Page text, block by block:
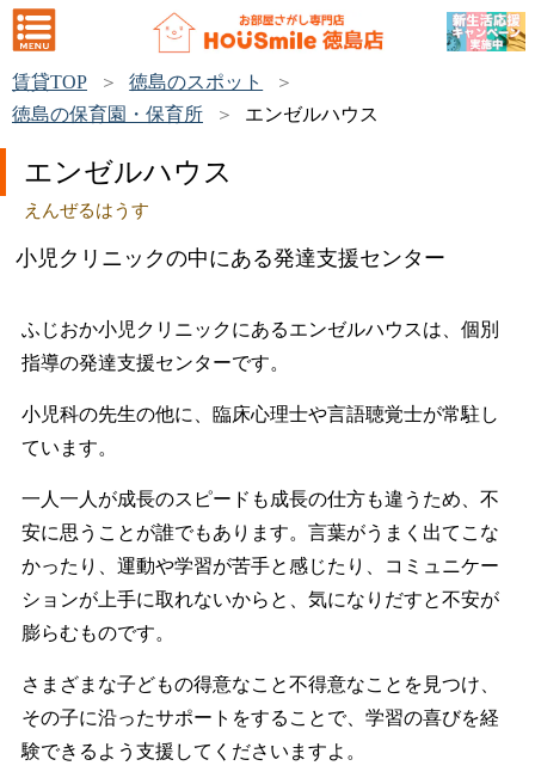
賃貸TOP
徳島のスポット
徳島の保育園・保育所
エンゼルハウス
エンゼルハウス
えんぜるはうす
小児クリニックの中にある発達支援センター
ふじおか小児クリニックにあるエンゼルハウスは、個別
指導の発達支援センターです。
小児科の先生の他に、臨床心理士や言語聴覚士が常駐し
ています。
一人一人が成長のスピードも成長の仕方も違うため、不
安に思うことが誰でもあります。言葉がうまく出てこな
かったり、運動や学習が苦手と感じたり、コミュニケー
ションが上手に取れないからと、気になりだすと不安が
膨らむものです。
さまざまな子どもの得意なこと不得意なことを見つけ、
その子に沿ったサポートをすることで、学習の喜びを経
験できるよう支援してくださいますよ。